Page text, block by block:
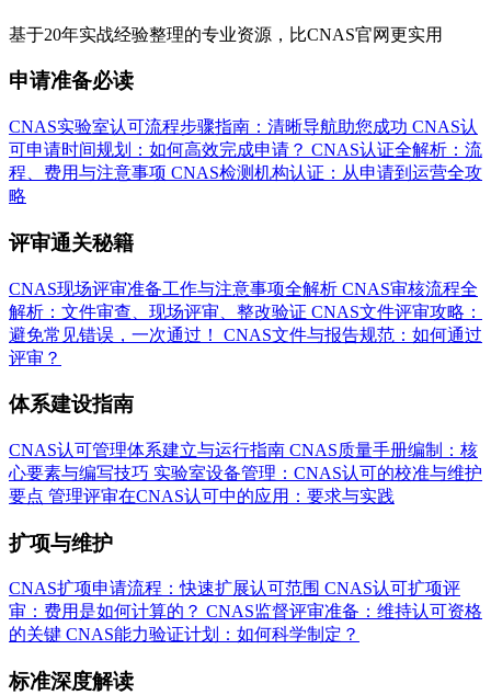
基于20年实战经验整理的专业资源，比CNAS官网更实用
申请准备必读
CNAS实验室认可流程步骤指南：清晰导航助您成功 CNAS认
可申请时间规划：如何高效完成申请？ CNAS认证全解析：流
程、费用与注意事项 CNAS检测机构认证：从申请到运营全攻
略
评审通关秘籍
CNAS现场评审准备工作与注意事项全解析 CNAS审核流程全
解析：文件审查、现场评审、整改验证 CNAS文件评审攻略：
避免常见错误，一次通过！
CNAS文件与报告规范：如何通过
评审？
体系建设指南
CNAS认可管理体系建立与运行指南 CNAS质量手册编制：核
心要素与编写技巧 实验室设备管理：CNAS认可的校准与维护
要点 管理评审在CNAS认可中的应用：要求与实践
扩项与维护
CNAS扩项申请流程：快速扩展认可范围 CNAS认可扩项评
审：费用是如何计算的？ CNAS监督评审准备：维持认可资格
的关键 CNAS能力验证计划：如何科学制定？
标准深度解读